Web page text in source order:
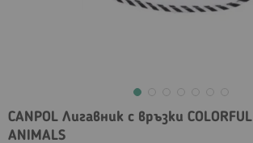
CANPOL Лигавник с връзки COLORFUL
ANIMALS